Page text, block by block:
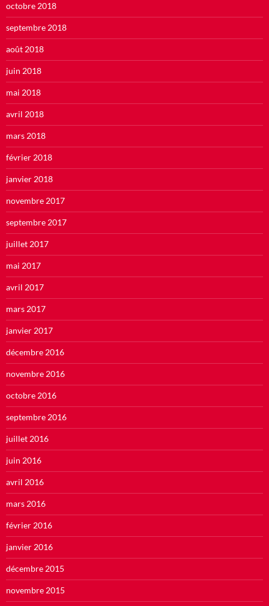
octobre 2018
septembre 2018
août 2018
juin 2018
mai 2018
avril 2018
mars 2018
février 2018
janvier 2018
novembre 2017
septembre 2017
juillet 2017
mai 2017
avril 2017
mars 2017
janvier 2017
décembre 2016
novembre 2016
octobre 2016
septembre 2016
juillet 2016
juin 2016
avril 2016
mars 2016
février 2016
janvier 2016
décembre 2015
novembre 2015